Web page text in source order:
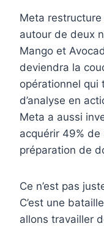
Meta
autour de deux
Mango et
deviendra la
opérationnel qui
d’analyse en
Meta a aussi
acquérir 49% de
préparation de
Ce n’est pas
C’est une
allons travailler